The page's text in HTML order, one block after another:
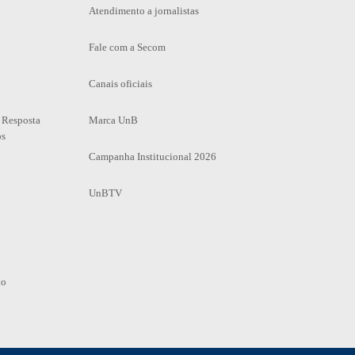
Atendimento a jornalistas
Fale com a Secom
Canais oficiais
Marca UnB
Campanha Institucional 2026
UnBTV